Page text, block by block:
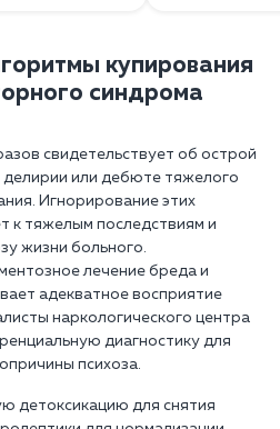
купирования
синдрома
свидетельствует об острой
делирии или дебюте тяжелого
Игнорирование этих
к тяжелым последствиям и
жизни больного.
лечение бреда и
адекватное восприятие
наркологического центра
диагностику для
психоза.
детоксикацию для снятия